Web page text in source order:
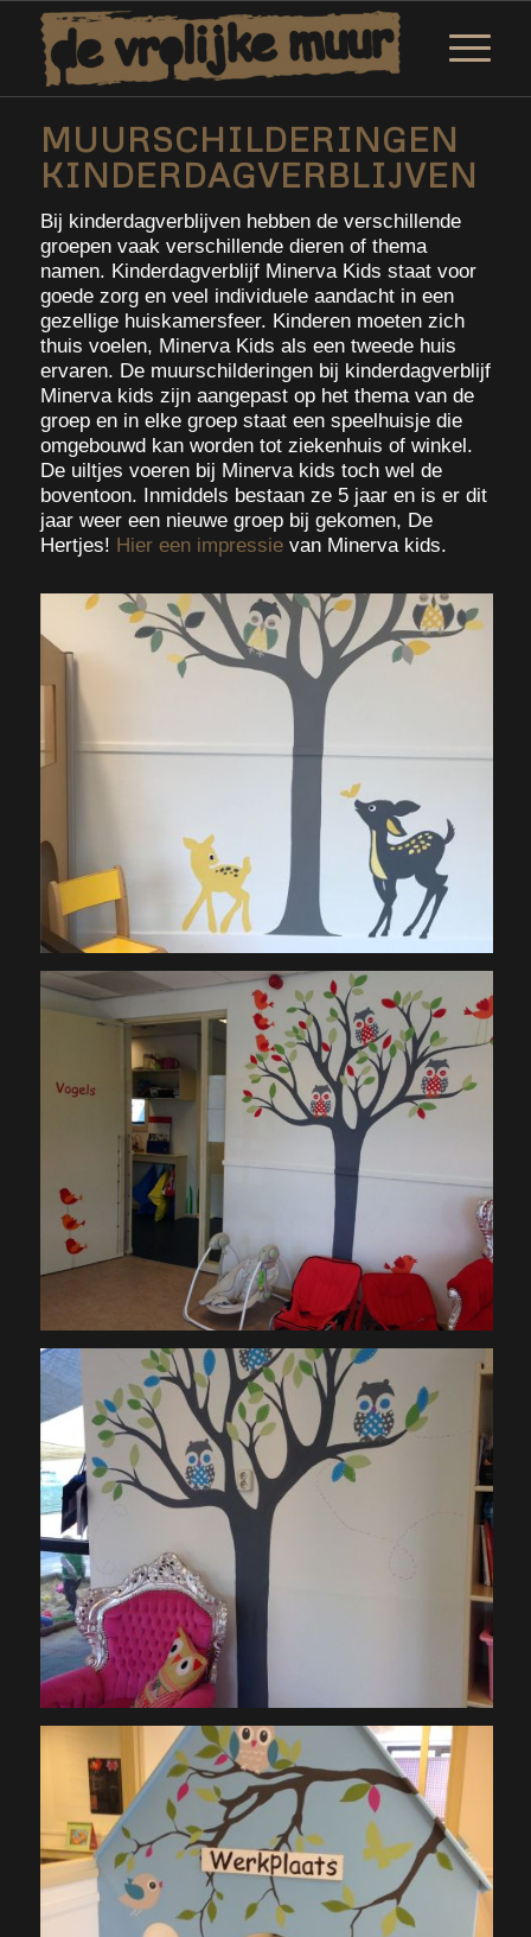
MUURSCHILDERINGEN
KINDERDAGVERBLIJVEN
Bij kinderdagverblijven hebben de verschillende
groepen vaak verschillende dieren of thema
namen. Kinderdagverblijf Minerva Kids staat voor
goede zorg en veel individuele aandacht in een
gezellige huiskamersfeer. Kinderen moeten zich
thuis voelen, Minerva Kids als een tweede huis
ervaren. De muurschilderingen bij kinderdagverblijf
Minerva kids zijn aangepast op het thema van de
groep en in elke groep staat een speelhuisje die
omgebouwd kan worden tot ziekenhuis of winkel.
De uiltjes voeren bij Minerva kids toch wel de
boventoon. Inmiddels bestaan ze 5 jaar en is er dit
jaar weer een nieuwe groep bij gekomen, De
Hertjes! Hier een impressievan Minerva kids.